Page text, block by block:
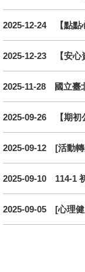
2025-12-24 【點
2025-12-23
2025-11-28
2025-09-26
2025-09-12
2025-09-10
2025-09-05